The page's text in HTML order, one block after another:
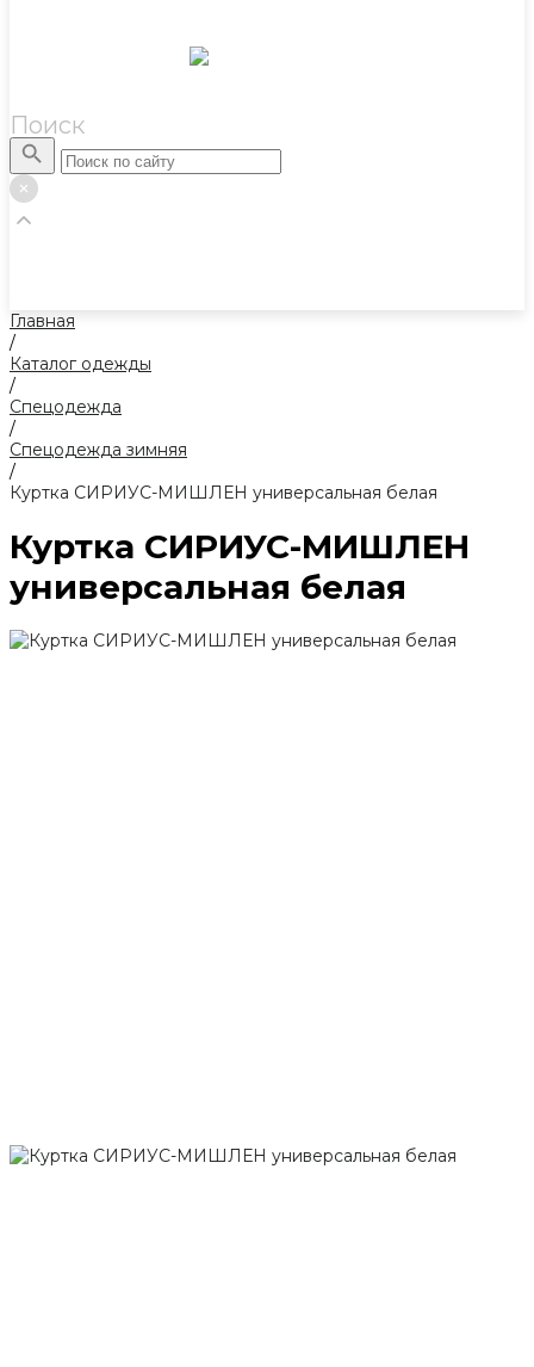
Поиск
Главная
/
Каталог одежды
/
Спецодежда
/
Спецодежда зимняя
/
Куртка СИРИУС-МИШЛЕН универсальная белая
Куртка СИРИУС-МИШЛЕН
универсальная белая